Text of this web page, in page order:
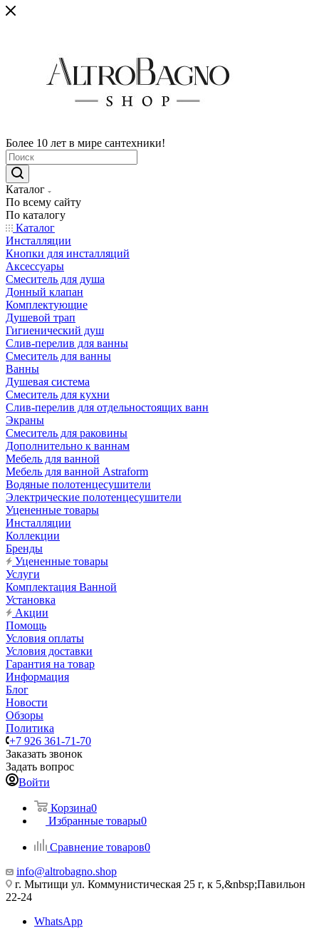
Более 10 лет в мире сантехники!
Каталог
По всему сайту
По каталогу
Каталог
Инсталляции
Кнопки для инсталляций
Аксессуары
Смеситель для душа
Донный клапан
Комплектующие
Душевой трап
Гигиенический душ
Слив-перелив для ванны
Смеситель для ванны
Ванны
Душевая система
Смеситель для кухни
Слив-перелив для отдельностоящих ванн
Экраны
Смеситель для раковины
Дополнительно к ваннам
Мебель для ванной
Мебель для ванной Astraform
Водяные полотенцесушители
Электрические полотенцесушители
Уцененные товары
Инсталляции
Коллекции
Бренды
Уцененные товары
Услуги
Комплектация Ванной
Установка
Акции
Помощь
Условия оплаты
Условия доставки
Гарантия на товар
Информация
Блог
Новости
Обзоры
Политика
+7 926 361-71-70
Заказать звонок
Задать вопрос
Войти
Корзина0
Избранные товары0
Сравнение товаров0
info@altrobagno.shop
г. Мытищи ул. Коммунистическая 25 г, к 5,&nbsp;Павильон
22-24
WhatsApp